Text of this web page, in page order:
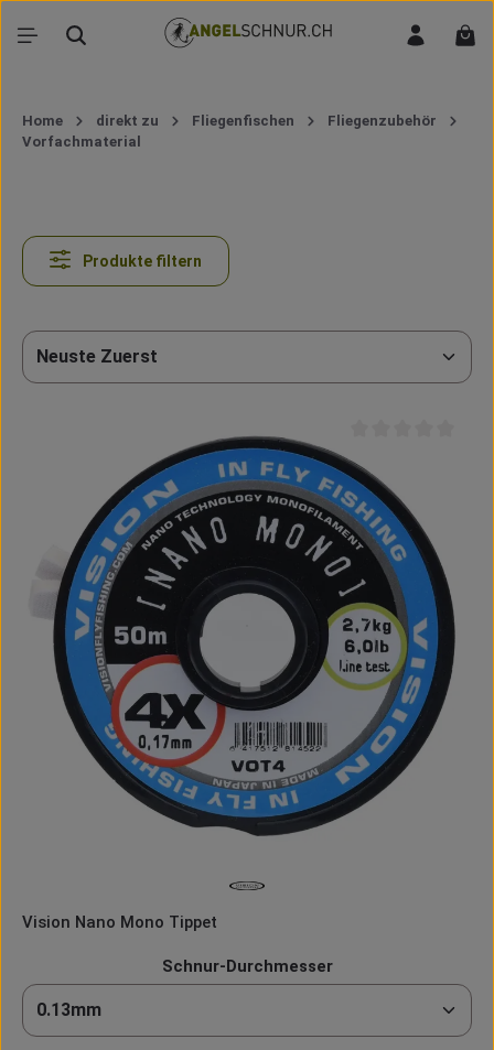
Zum Hauptinhalt springen
Home direkt zu Fliegenfischen
Fliegenzubehör
Vorfachmaterial
Produkte filtern
Vision Nano Mono Tippet
Schnur-Durchmesserauswählen